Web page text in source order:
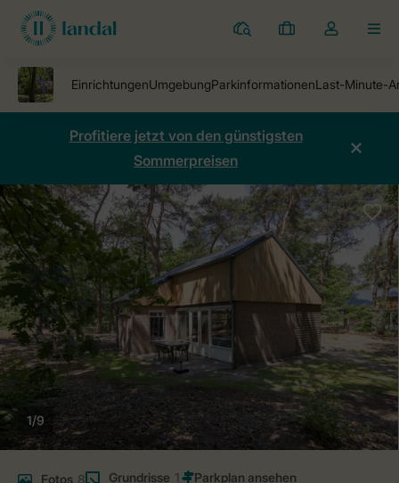
Ferienparks
Meine
Dropdown-
öffnen
Profitiere jetzt von den günstigsten
Sommerpreisen
1/9
Fotos 8 Grundrisse 1